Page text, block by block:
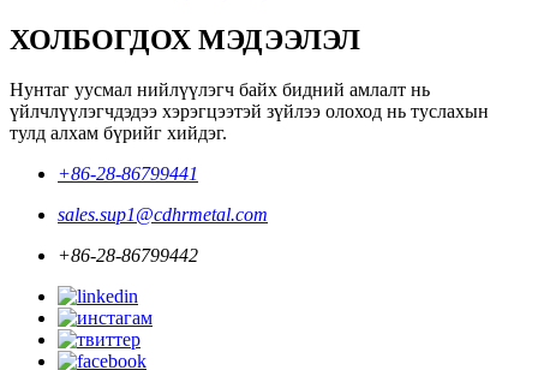
ХОЛБОГДОХ МЭДЭЭЛЭЛ
Нунтаг уусмал нийлүүлэгч байх бидний амлалт нь
үйлчлүүлэгчдэдээ хэрэгцээтэй зүйлээ олоход нь туслахын
тулд алхам бүрийг хийдэг.
+86-28-86799441
sales.sup1@cdhrmetal.com
+86-28-86799442